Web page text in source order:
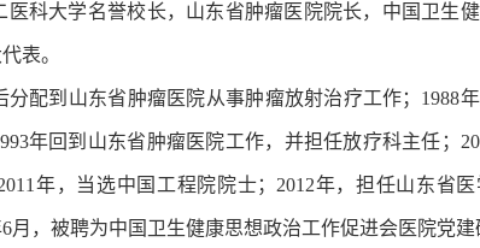
科大学名誉校长，山东省肿瘤医院院长，中国卫生
表。
配到山东省肿瘤医院从事肿瘤放射治疗工作；1988
年回到山东省肿瘤医院工作，并担任放疗科主任；
年，当选中国工程院院士；2012年，担任山东省医
月，被聘为中国卫生健康思想政治工作促进会医院党建